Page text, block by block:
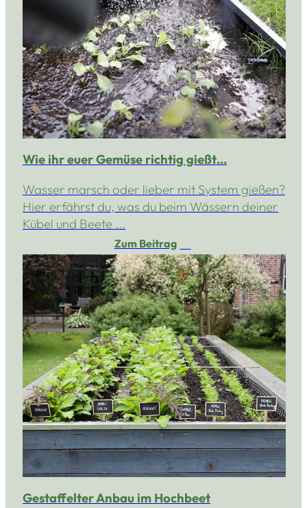
Wie ihr euer Gemüse richtig gießt…
Wasser marsch oder lieber mit System gießen?
Hier erfährst du, was du beim Wässern deiner
Kübel und Beete ...
Zum Beitrag
Gestaffelter Anbau im Hochbeet